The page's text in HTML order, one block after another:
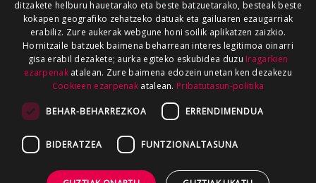
ditzakete helburu hauetarako eta beste batzuetarako, besteak beste
kokapen geografiko zehatzeko datuak eta gailuaren ezaugarriak
erabiliz. Zure aukerak webgune honi soilik aplikatzen zaizkio.
Hornitzaile batzuek baimena beharrean interes legitimoa oinarri
gisa erabil dezakete; aurka egiteko eskubidea duzu Iragarkien
ezarpenakatalean. Zure baimena edozein unetan ken dezakezu
Cookieen ezarpenak atalean. Pribatutasun-politika
BEHAR-BEHARREZKOA ERRENDIMENDUA
BIDERATZEA FUNTZIONALTASUNA